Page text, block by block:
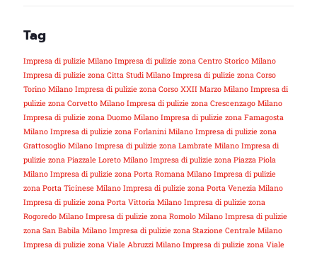
Tag
Impresa di pulizie Milano Impresa di pulizie zona Centro Storico Milano
Impresa di pulizie zona Citta Studi Milano Impresa di pulizie zona Corso
Torino Milano Impresa di pulizie zona Corso XXII Marzo Milano Impresa di
pulizie zona Corvetto Milano Impresa di pulizie zona Crescenzago Milano
Impresa di pulizie zona Duomo Milano Impresa di pulizie zona Famagosta
Milano Impresa di pulizie zona Forlanini Milano Impresa di pulizie zona
Grattosoglio Milano Impresa di pulizie zona Lambrate Milano Impresa di
pulizie zona Piazzale Loreto Milano Impresa di pulizie zona Piazza Piola
Milano Impresa di pulizie zona Porta Romana Milano Impresa di pulizie
zona Porta Ticinese Milano Impresa di pulizie zona Porta Venezia Milano
Impresa di pulizie zona Porta Vittoria Milano Impresa di pulizie zona
Rogoredo Milano Impresa di pulizie zona Romolo Milano Impresa di pulizie
zona San Babila Milano Impresa di pulizie zona Stazione Centrale Milano
Impresa di pulizie zona Viale Abruzzi Milano Impresa di pulizie zona Viale